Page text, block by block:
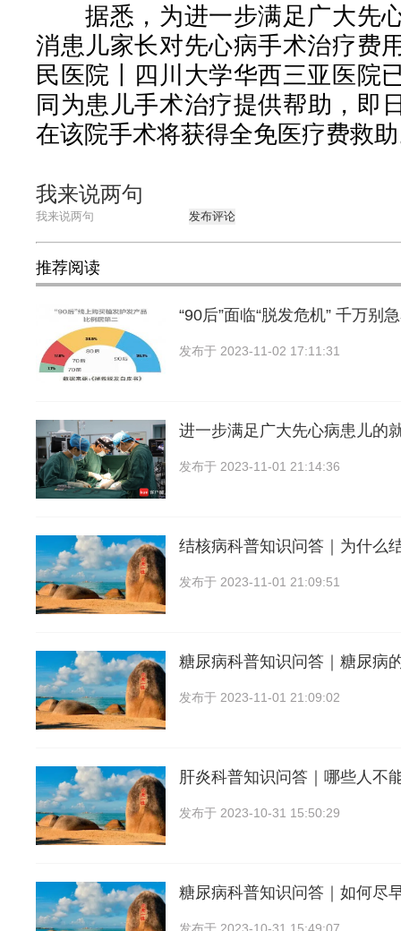
据悉，为进一步满足广大先
消患儿家长对先心病手术治疗费
民医院丨四川大学华西三亚医院
同为患儿手术治疗提供帮助，即
在该院手术将获得全免医疗费救
我来说两句
发布评论
推荐阅读
“90后”面临“脱发危机” 千万别
发布于 2023-11-02 17:11:31
进一步满足广大先心病患儿的
发布于 2023-11-01 21:14:36
结核病科普知识问答｜为什么
发布于 2023-11-01 21:09:51
糖尿病科普知识问答｜糖尿病
发布于 2023-11-01 21:09:02
肝炎科普知识问答｜哪些人不
发布于 2023-10-31 15:50:29
糖尿病科普知识问答｜如何尽
发布于 2023-10-31 15:49:07